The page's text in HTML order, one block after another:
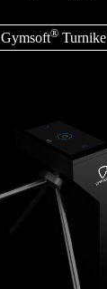
Gymsoft®Turnike